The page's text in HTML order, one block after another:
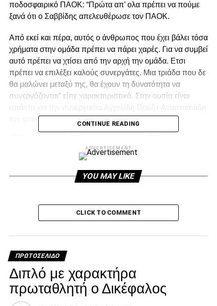
ποδοσφαιρικό ΠΑΟΚ: “Πρώτα απ’ ολα πρέπει να πούμε
ξανά ότι ο Σαββίδης απελευθέρωσε τον ΠΑΟΚ.
Από εκεί και πέρα, αυτός ο άνθρωπος που έχει βάλει τόσα
χρήματα στην ομάδα πρέπει να πάρει χαρές. Για να συμβεί
αυτό πρέπει να χτίσει από την αρχή την ομάδα. Ετσι
πρέπει να επιλέξει καλούς συνεργάτες. Μια τριάδα που δε
θα μαλώνει μεταξύ της, θα έχουν τη δυνατότητα να
συνεργάζονται” είπε χαρακτηριστικά. Στην ουσία είναι
την φετινή χρονιά.
Facebook
Twitter
Email
Pinterest
WhatsApp
LinkedIn
Σε φουλ ρυθμούς ο Παπαδόπουλος!
paokrevolution
CONTINUE READING
ADVERTISEMENT
YOU MAY LIKE
CLICK TO COMMENT
ΠΡΩΤΟΣΈΛΙΔΟ
Διπλό με χαρακτήρα
πρωταθλητή ο Δικέφαλος